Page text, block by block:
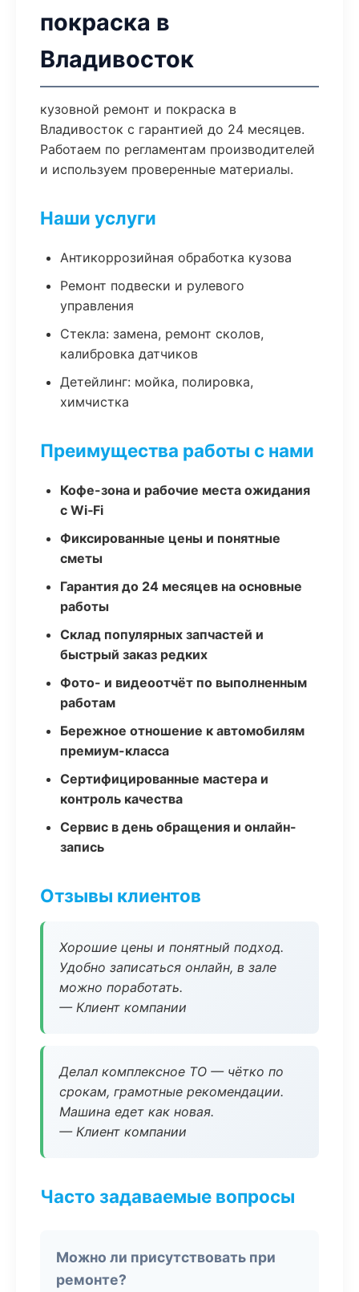
покраска в
Владивосток
кузовной ремонт и покраска в
Владивосток с гарантией до 24 месяцев.
Работаем по регламентам производителей
и используем проверенные материалы.
Наши услуги
Антикоррозийная обработка кузова
Ремонт подвески и рулевого
управления
Стекла: замена, ремонт сколов,
калибровка датчиков
Детейлинг: мойка, полировка,
химчистка
Преимущества работы с нами
Кофе-зона и рабочие места ожидания
с Wi‑Fi
Фиксированные цены и понятные
сметы
Гарантия до 24 месяцев на основные
работы
Склад популярных запчастей и
быстрый заказ редких
Фото- и видеоотчёт по выполненным
работам
Бережное отношение к автомобилям
премиум-класса
Сертифицированные мастера и
контроль качества
Сервис в день обращения и онлайн-
запись
Отзывы клиентов
Хорошие цены и понятный подход.
Удобно записаться онлайн, в зале
можно поработать.
— Клиент компании
Делал комплексное ТО — чётко по
срокам, грамотные рекомендации.
Машина едет как новая.
— Клиент компании
Часто задаваемые вопросы
Можно ли присутствовать при
ремонте?